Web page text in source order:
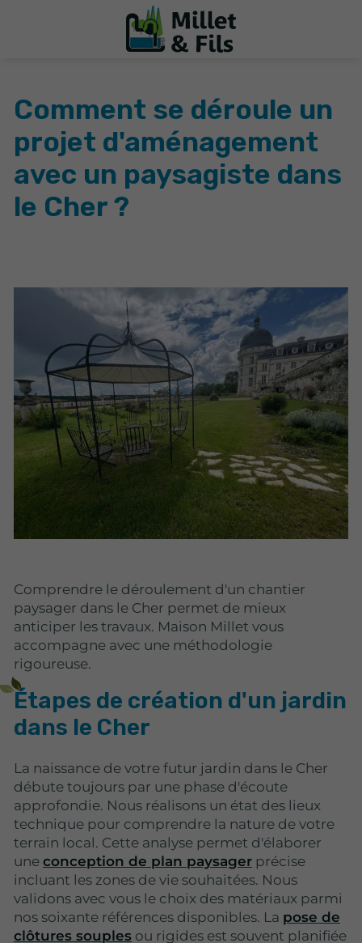
Comment se déroule un
projet d'aménagement
avec un paysagiste dans
le Cher ?
Comprendre le déroulement d'un chantier
paysager dans le Cher permet de mieux
anticiper les travaux. Maison Millet vous
accompagne avec une méthodologie
rigoureuse.
Étapes de création d'un jardin
dans le Cher
La naissance de votre futur jardin dans le Cher
débute toujours par une phase d'écoute
approfondie. Nous réalisons un état des lieux
technique pour comprendre la nature de votre
terrain local. Cette analyse permet d'élaborer
une conception de plan paysager précise
incluant les zones de vie souhaitées. Nous
validons avec vous le choix des matériaux parmi
nos soixante références disponibles. La pose de
clôtures souples ou rigides est souvent planifiée